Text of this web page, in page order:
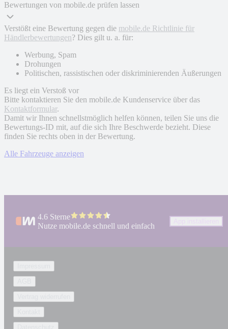
Bewertungen von mobile.de prüfen lassen
Verstößt eine Bewertung gegen die mobile.de Richtlinie für
Händlerbewertungen? Dies gilt u. a. für:
Werbung, Spam
Drohungen
Politischen, rassistischen oder diskriminierenden Äußerungen
Es liegt ein Verstoß vor
Bitte kontaktieren Sie den mobile.de Kundenservice über das
Kontaktformular.
Damit wir Ihnen schnellstmöglich helfen können, teilen Sie uns die
Bewertungs-ID mit, auf die sich Ihre Beschwerde bezieht. Diese
finden Sie rechts oben in der Bewertung.
Alle Fahrzeuge anzeigen
4.6 Sterne
Nutze mobile.de schnell und einfach